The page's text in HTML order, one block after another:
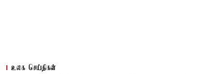
உலக செய்திகள்